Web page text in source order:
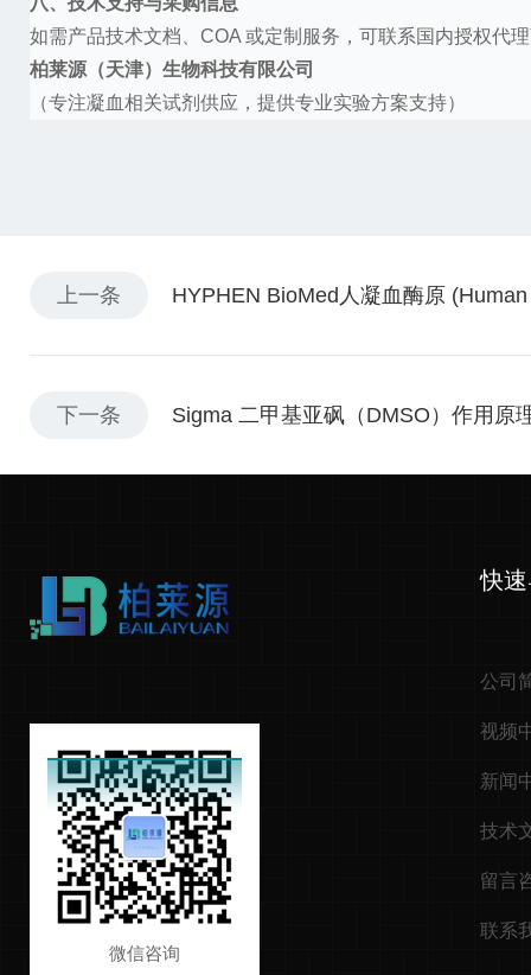
如需产品技术文档、 COA 或定制服务，可联系国内授权代
柏莱源（天津）生物科技有限公司
（专注凝血相关试剂供应，提供专业实验方案支持）
上一条 HYPHEN BioMed人凝血酶原
下一条 Sigma 二甲基亚砜（DMSO）作用原
微信咨询
快
公司
视频
新闻
技术
留言
联系